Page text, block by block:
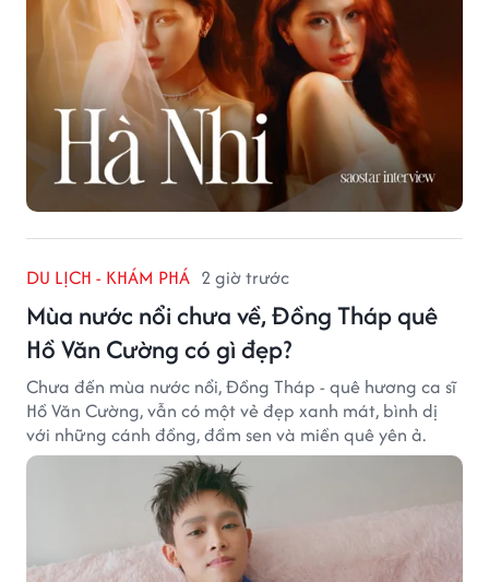
DU LỊCH - KHÁM PHÁ 2 giờ trước
Mùa nước nổi chưa về, Đồng Tháp quê
Hồ Văn Cường có gì đẹp?
Chưa đến mùa nước nổi, Đồng Tháp - quê hương ca sĩ
Hồ Văn Cường, vẫn có một vẻ đẹp xanh mát, bình dị
với những cánh đồng, đầm sen và miền quê yên ả.